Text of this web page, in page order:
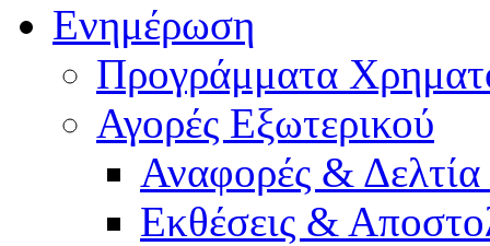
Ενημέρωση
Προγράμματα
Αγορές Εξωτερικού
Αναφορές &
Εκθέσεις &